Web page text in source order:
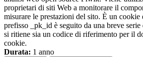
proprietari di siti Web a monitorare il
misurare le prestazioni del sito. È un
prefisso _pk_id è seguito da una breve
si ritiene sia un codice di riferimento per il
cookie.
Durata: 1 anno